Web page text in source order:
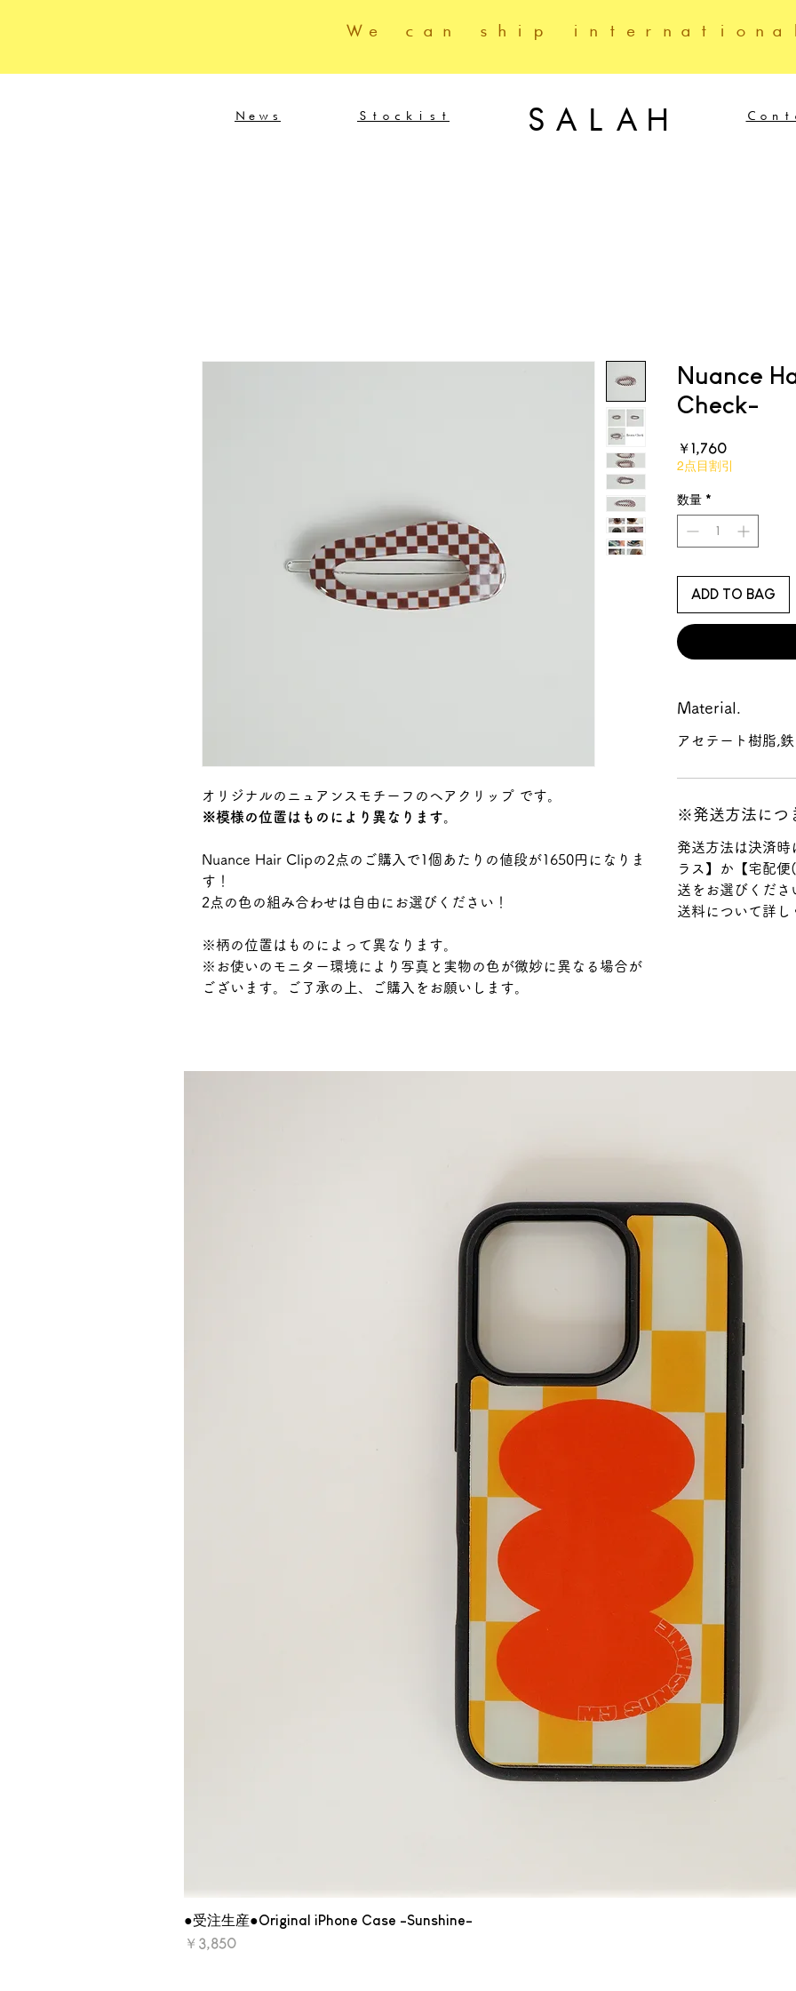
We can ship
News Stockist SALAH
オリジナルのニュアンスモチーフのヘアクリップ です。
※模様の位置はものにより異なります。
Nuance Hair Clipの2点のご購入で1個あたりの値段が1650円になりま
す！
2点の色の組み合わせは自由にお選びください！
※柄の位置はものによって異なります。
※お使いのモニター環境により写真と実物の色が微妙に異なる場合が
ございます。ご了承の上、ご購入をお願いします。
Nuance
Check-
￥1,760価
格
2点目割引
数量 *
ADD TO BAG
Material.
アセテート樹脂,鉄
※発送方法につ
発送方法は決済
ラス】か【宅配
送をお選びくださ
送料について詳し
●受注生産●Original iPhone Case -Sunshine-
価格
￥3,850